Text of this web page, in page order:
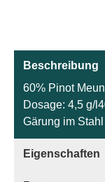
Beschreibung
60% Pinot
Dosage: 4,5 g/
Gärung im
Eigenschaften